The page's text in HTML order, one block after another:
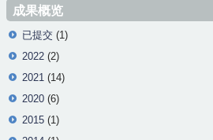
成果概览
已提交 (1)
2022 (2)
2021 (14)
2020 (6)
2015 (1)